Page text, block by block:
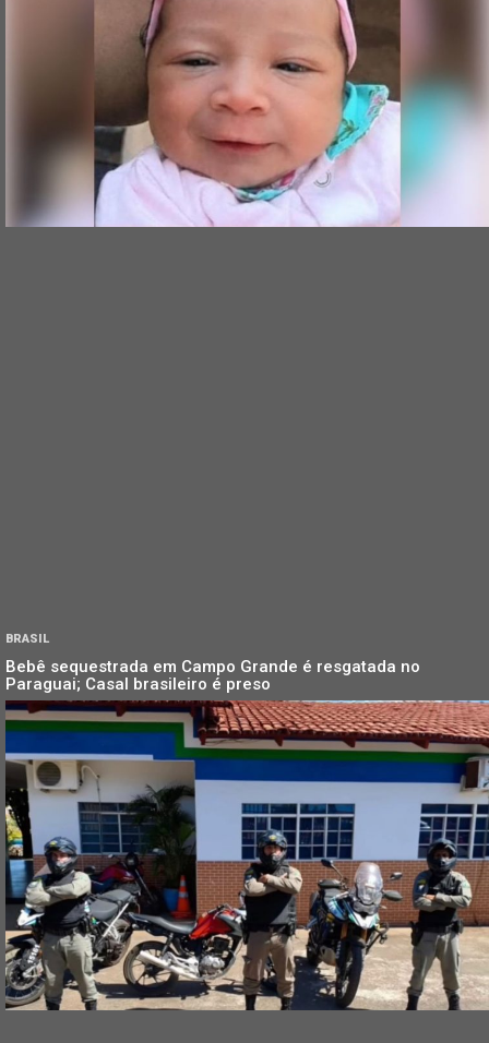
BRASIL
Bebê sequestrada em Campo Grande é resgatada no
Paraguai; Casal brasileiro é preso